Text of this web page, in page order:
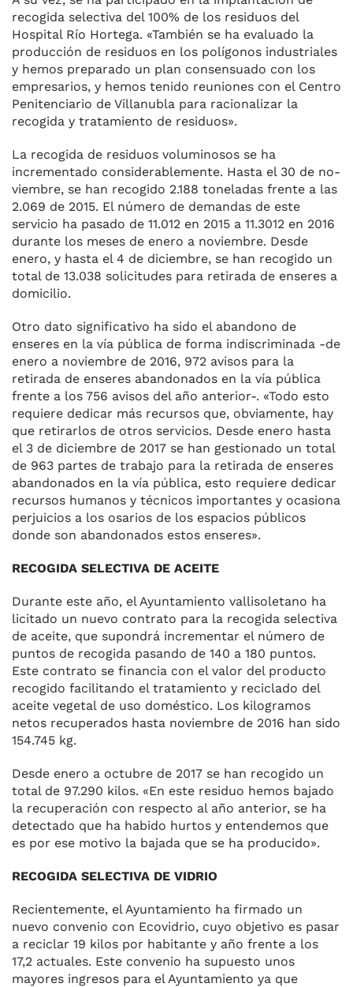
recogida selec­tiva del 100% de los residuos del
Hospital Río Hortega. «También se ha evaluado la
producción de residuos en los polígonos indus­triales
y hemos preparado un plan consensuado con los
empresarios, y hemos tenido reuniones con el Centro
Penitenciario de Villanubla para racionalizar la
recogida y tratamiento de residuos».
La recogida de residuos volu­minosos se ha
incrementado con­siderablemente. Hasta el 30 de no­
viembre, se han recogido 2.188 toneladas frente a las
2.069 de 2015. El número de demandas de este
servicio ha pasado de 11.012 en 2015 a 11.3012 en 2016
du­rante los meses de enero a noviem­bre. Desde
enero, y hasta el 4 de diciembre, se han recogido un
to­tal de 13.038 solicitudes para retirada de enseres a
domicilio.
Otro dato significativo ha sido el abandono de
enseres en la vía pública de forma indiscriminada -de
enero a noviembre de 2016, 972 avisos para la
retirada de en­seres abandonados en la vía pú­blica
frente a los 756 avisos del año anterior-. «Todo esto
requie­re dedicar más recursos que, ob­viamente, hay
que retirarlos de otros servicios. Desde enero has­ta
el 3 de diciembre de 2017 se han gestionado un total
de 963 partes de trabajo para la retirada de enseres
abandonados en la vía pública, esto requiere dedicar
re­cursos humanos y técnicos impor­tantes y ocasiona
perjuicios a los osarios de los espacios públicos
donde son abandonados estos en­seres».
RECOGIDA SELECTIVA DE ACEITE
Durante este año, el Ayuntamien­to vallisoletano ha
licitado un nue­vo contrato para la recogida selec­tiva
de aceite, que supondrá incre­mentar el número de
puntos de recogida pasando de 140 a 180 puntos.
Este contrato se fi­nancia con el valor del producto
recogido facilitando el tratamiento y reciclado del
aceite vegetal de uso domés­tico. Los kilogramos
netos recu­perados hasta noviembre de 2016 han sido
154.745 kg.
Desde enero a octubre de 2017 se han recogido un
total de 97.290 kilos. «En este residuo hemos ba­jado
la recuperación con respec­to al año anterior, se ha
detecta­do que ha habido hurtos y enten­demos que
es por ese motivo la bajada que se ha producido».
RECOGIDA SELECTIVA DE VIDRIO
Recientemente, el Ayuntamiento ha firmado un
nuevo convenio con Ecovidrio, cuyo objetivo es pasar
a reciclar 19 kilos por habi­tante y año frente a los
17,2 ac­tuales. Este convenio ha supues­to unos
mayores ingresos para el Ayuntamiento ya que